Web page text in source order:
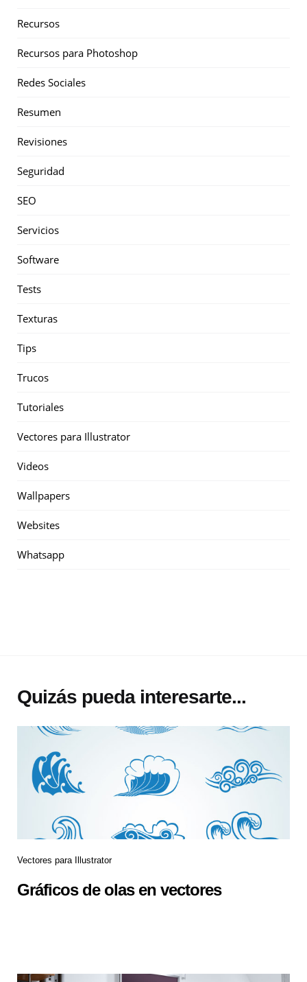
Recursos
Recursos para Photoshop
Redes Sociales
Resumen
Revisiones
Seguridad
SEO
Servicios
Software
Tests
Texturas
Tips
Trucos
Tutoriales
Vectores para Illustrator
Videos
Wallpapers
Websites
Whatsapp
Quizás pueda interesarte...
Vectores para Illustrator
Gráficos de olas en vectores